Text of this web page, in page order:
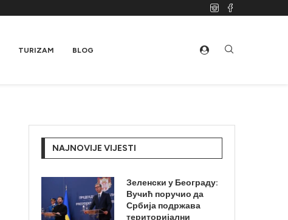
TURIZAM BLOG
NAJNOVIJE VIJESTI
Зеленски у Београду:
Вучић поручио да
Србија подржава
територијални